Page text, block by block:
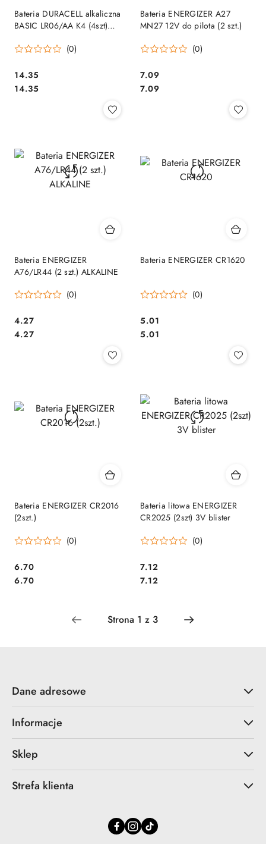
Bateria DURACELL alkaliczna
BASIC LR06/AA K4 (4szt)
(0)
Cena:
14.35
Cena:
14.35
Bateria ENERGIZER A27
MN27 12V do pilota (2 szt.)
(0)
Cena:
7.09
Cena:
7.09
Bateria ENERGIZER
A76/LR44 (2 szt.) ALKALINE
(0)
Cena:
4.27
Cena:
4.27
Bateria ENERGIZER CR1620
(0)
Cena:
5.01
Cena:
5.01
Bateria ENERGIZER CR2016
(2szt.)
(0)
Cena:
6.70
Cena:
6.70
Bateria litowa ENERGIZER
CR2025 (2szt) 3V blister
(0)
Cena:
7.12
Cena:
7.12
Dane adresowe
Informacje
Sklep
Strefa klienta